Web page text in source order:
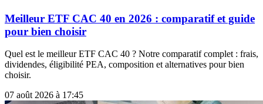
Meilleur ETF CAC 40 en 2026 : comparatif et guide
pour bien choisir
Quel est le meilleur ETF CAC 40 ? Notre comparatif complet : frais,
dividendes, éligibilité PEA, composition et alternatives pour bien
choisir.
07 août 2026 à 17:45